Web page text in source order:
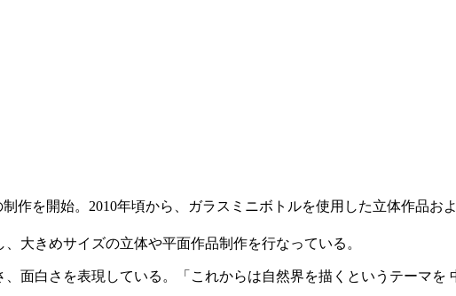
作を開始。2010年頃から、ガラスミニボトルを使用した立体作品お
大きめサイズの立体や平面作品制作を行なっている。
面白さを表現している。「これからは自然界を描くというテーマを